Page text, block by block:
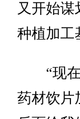
又开始谋
种植加工
“现在
药材饮片